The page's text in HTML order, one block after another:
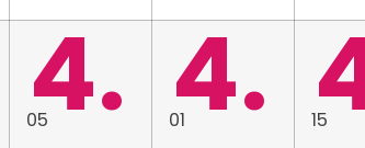
4.
05 4.
01 15